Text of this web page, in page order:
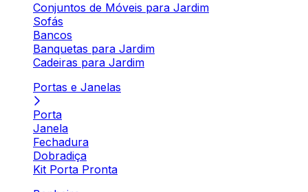
Conjuntos de Móveis para Jardim
Sofás
Bancos
Banquetas para Jardim
Cadeiras para Jardim
Portas e Janelas
Porta
Janela
Fechadura
Dobradiça
Kit Porta Pronta